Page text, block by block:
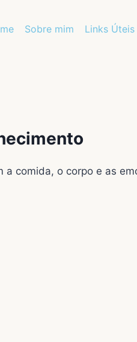
Sobre mim Links Úteis
comida, o corpo e as